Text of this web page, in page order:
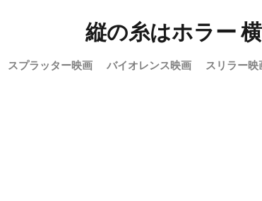
縦の糸はホラー
スプラッター映画 バイオレンス映画 スリラー映